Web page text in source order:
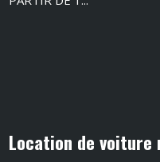
Location de voiture